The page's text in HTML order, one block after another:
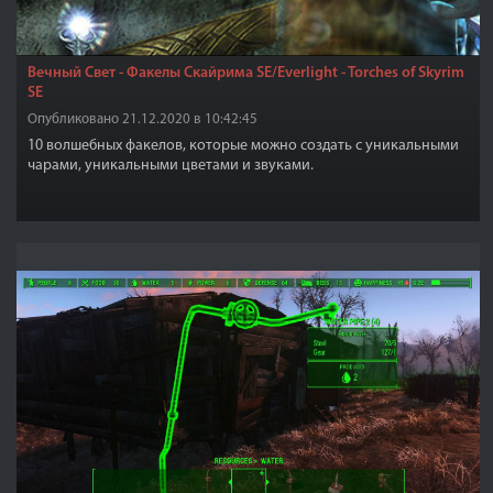
Вечный Свет - Факелы Скайрима SE/Everlight - Torches of Skyrim
SE
Опубликовано 21.12.2020 в 10:42:45
10 волшебных факелов, которые можно создать с уникальными
чарами, уникальными цветами и звуками.